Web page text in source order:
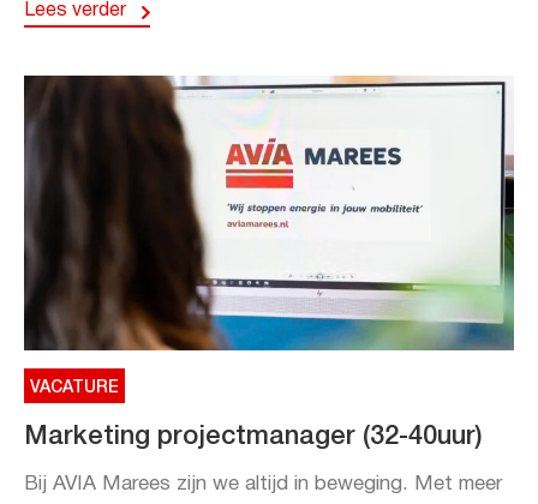
Lees verder
VACATURE
Marketing projectmanager (32-40uur)
Bij AVIA Marees zijn we altijd in beweging. Met meer